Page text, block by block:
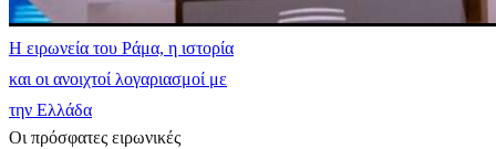
Η ειρωνεία του Ράμα, η ιστορία
και οι ανοιχτοί λογαριασμοί με
την Ελλάδα
Οι πρόσφατες ειρωνικές